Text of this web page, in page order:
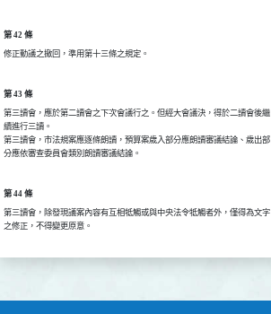
第 42 條
修正動議之撤回，準用第十三條之規定。
第 43 條
第三讀會，應於第二讀會之下次會議行之。但經大會議決，得於二讀會後繼
續進行三讀。
第三讀會，市法規案應逐條朗讀，預算案歲入部分應朗讀審議結論、歲出部
分應依審查委員會類別朗讀審議結論。
第 44 條
第三讀會，除發現議案內容有互相牴觸或與中央法令牴觸者外，僅得為文字
之修正，不得變更原意。